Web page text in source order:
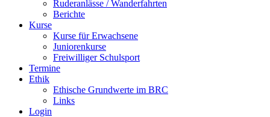
Ruderanlässe / Wanderfahrten
Berichte
Kurse
Kurse für Erwachsene
Juniorenkurse
Freiwilliger Schulsport
Termine
Ethik
Ethische Grundwerte im BRC
Links
Login